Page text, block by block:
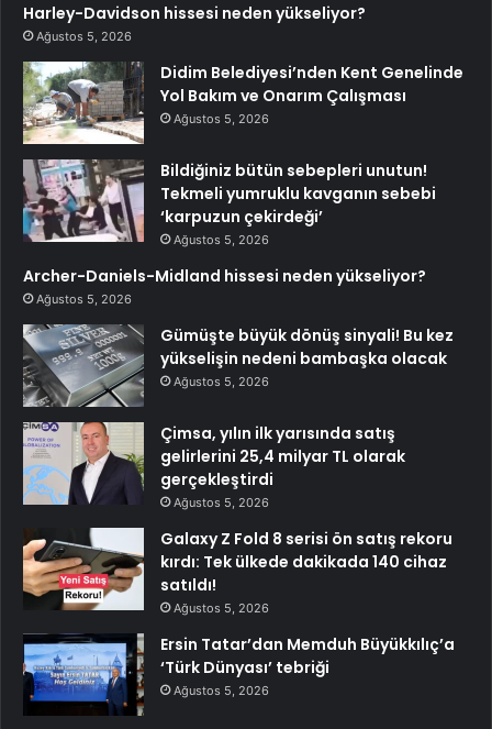
Harley-Davidson hissesi neden yükseliyor?
Ağustos 5, 2026
Didim Belediyesi’nden Kent Genelinde
Yol Bakım ve Onarım Çalışması
Ağustos 5, 2026
Bildiğiniz bütün sebepleri unutun!
Tekmeli yumruklu kavganın sebebi
‘karpuzun çekirdeği’
Ağustos 5, 2026
Archer-Daniels-Midland hissesi neden yükseliyor?
Ağustos 5, 2026
Gümüşte büyük dönüş sinyali! Bu kez
yükselişin nedeni bambaşka olacak
Ağustos 5, 2026
Çimsa, yılın ilk yarısında satış
gelirlerini 25,4 milyar TL olarak
gerçekleştirdi
Ağustos 5, 2026
Galaxy Z Fold 8 serisi ön satış rekoru
kırdı: Tek ülkede dakikada 140 cihaz
satıldı!
Ağustos 5, 2026
Ersin Tatar’dan Memduh Büyükkılıç’a
‘Türk Dünyası’ tebriği
Ağustos 5, 2026